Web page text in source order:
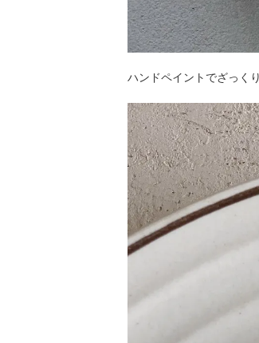
ハンドペイントでざっく